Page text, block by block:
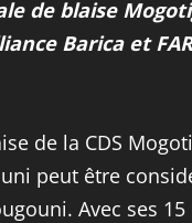
de blaise
Barica et
de la CDS
peut être
Avec ses